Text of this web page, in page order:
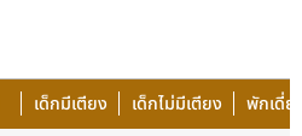
เด็กมีเตียง เด็กไม่มีเตียง
พักเดี่ย